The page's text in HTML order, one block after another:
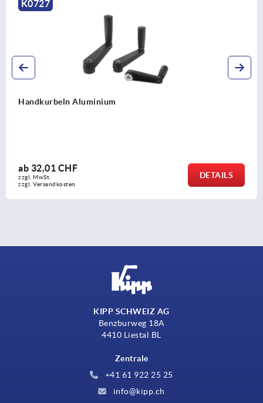
DETAILS
Handkurbeln gerade ähnlich DIN 469
KIPP SCHWEIZ AG
Benzburweg 18A
4410 Liestal BL
Zentrale
+41 61 922 25 25
info@kipp.ch